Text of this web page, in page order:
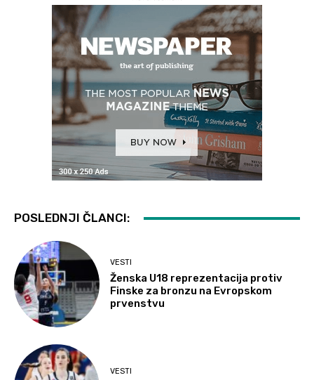
POSLEDNJI ČLANCI:
VESTI
Ženska U18 reprezentacija protiv
Finske za bronzu na Evropskom
prvenstvu
VESTI